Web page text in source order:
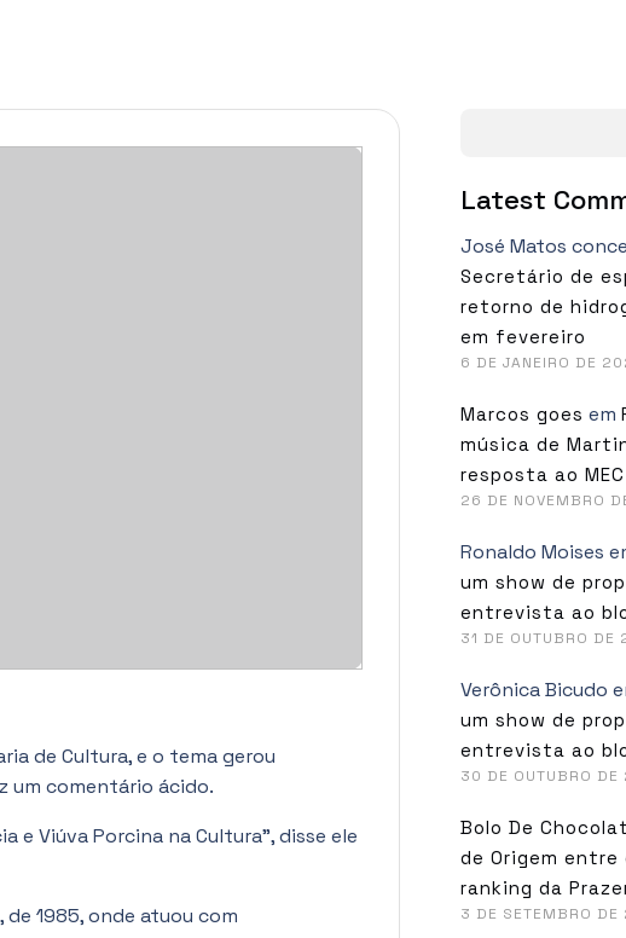
de Cultura, e o tema gerou
um comentário ácido.
e Viúva Porcina na Cultura”, disse ele
1985, onde atuou com
Latest
José Matos
Secretário de
retorno de
em fevereiro
6 DE JANEIRO DE
Marcos goes em
música de
resposta ao MEC
26 DE NOVEMBRO
Ronaldo Moises
um show de
entrevista ao
31 DE OUTUBRO DE
Verônica Bicudo
um show de
entrevista ao
30 DE OUTUBRO
Bolo De
de Origem entre
ranking da
3 DE SETEMBRO